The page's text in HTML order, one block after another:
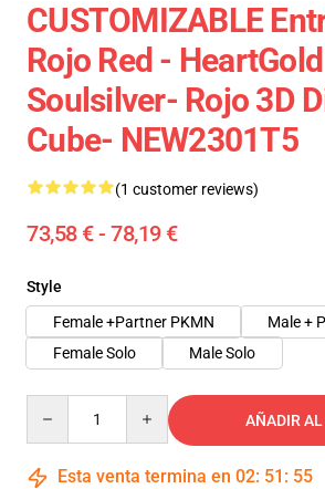
CUSTOMIZABLE
Rojo Red - HeartGold
Soulsilver- Rojo 3D
Cube- NEW2301T5
(1 customer reviews)
73,58 € - 78,19 €
Style
Female +Partner PKMN
Male +
Female Solo
Male Solo
AÑADIR
Esta venta termina en 02: 51 : 54